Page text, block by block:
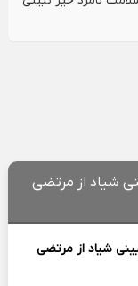
ﺷﻴﺎد از مرتضی
ﺷﻴﺎد از مرتضی